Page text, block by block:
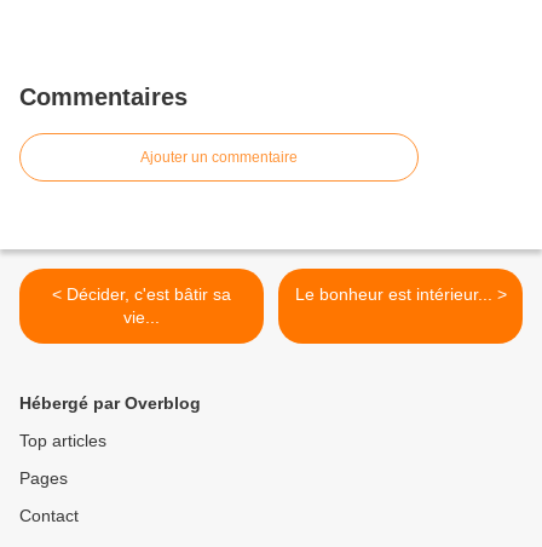
Commentaires
Ajouter un commentaire
< Décider, c'est bâtir sa
vie...
Le bonheur est intérieur... >
Hébergé par Overblog
Top articles
Pages
Contact